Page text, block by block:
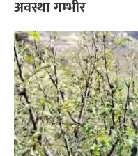
अवस्था गम्भीर